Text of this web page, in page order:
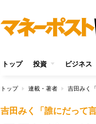
トップ 投資 ビジネス
トップ 連載・著者 吉田みく
吉田みく「誰にだって